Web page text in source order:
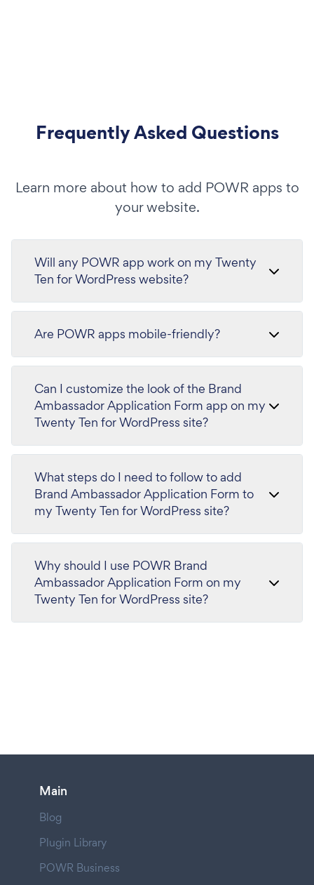
Frequently Asked Questions
Learn more about how to add POWR apps to
your website.
Will any POWR app work on my Twenty
Ten for WordPress website?
Are POWR apps mobile-friendly?
Can I customize the look of the Brand
Ambassador Application Form app on my
Twenty Ten for WordPress site?
What steps do I need to follow to add
Brand Ambassador Application Form to
my Twenty Ten for WordPress site?
Why should I use POWR Brand
Ambassador Application Form on my
Twenty Ten for WordPress site?
Main
Blog
Plugin Library
POWR Business